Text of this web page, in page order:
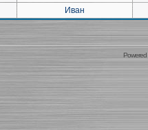
Иван